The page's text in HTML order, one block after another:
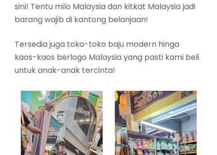
sini! Tentu milo Malaysia dan kitkat Malaysia jadi
barang wajib di kantong belanjaan!
Tersedia juga toko-toko baju modern hinga
kaos-kaos berlogo Malaysia yang pasti kami beli
untuk anak-anak tercinta!